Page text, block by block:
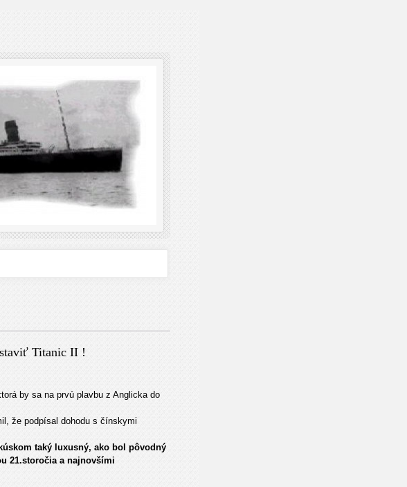
Titanic II !
by sa na prvú plavbu z Anglicka do
že podpísal dohodu s čínskymi
taký luxusný, ako bol pôvodný
21.storočia a najnovšími